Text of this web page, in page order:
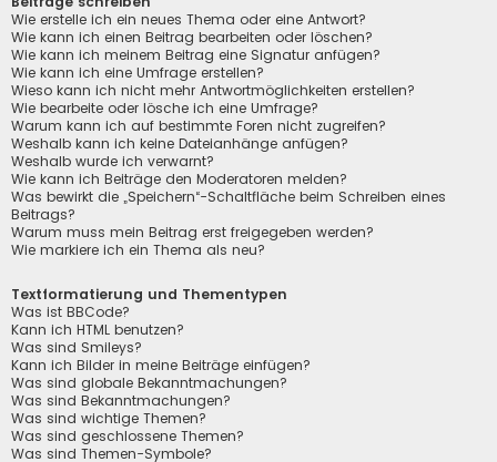
Wie erstelle ich ein neues Thema oder eine Antwort?
Wie kann ich einen Beitrag bearbeiten oder löschen?
Wie kann ich meinem Beitrag eine Signatur anfügen?
Wie kann ich eine Umfrage erstellen?
Wieso kann ich nicht mehr Antwortmöglichkeiten erstellen?
Wie bearbeite oder lösche ich eine Umfrage?
Warum kann ich auf bestimmte Foren nicht zugreifen?
Weshalb kann ich keine Dateianhänge anfügen?
Weshalb wurde ich verwarnt?
Wie kann ich Beiträge den Moderatoren melden?
Was bewirkt die „Speichern“-Schaltfläche beim Schreiben eines
Beitrags?
Warum muss mein Beitrag erst freigegeben werden?
Wie markiere ich ein Thema als neu?
Textformatierung und Thementypen
Was ist BBCode?
Kann ich HTML benutzen?
Was sind Smileys?
Kann ich Bilder in meine Beiträge einfügen?
Was sind globale Bekanntmachungen?
Was sind Bekanntmachungen?
Was sind wichtige Themen?
Was sind geschlossene Themen?
Was sind Themen-Symbole?